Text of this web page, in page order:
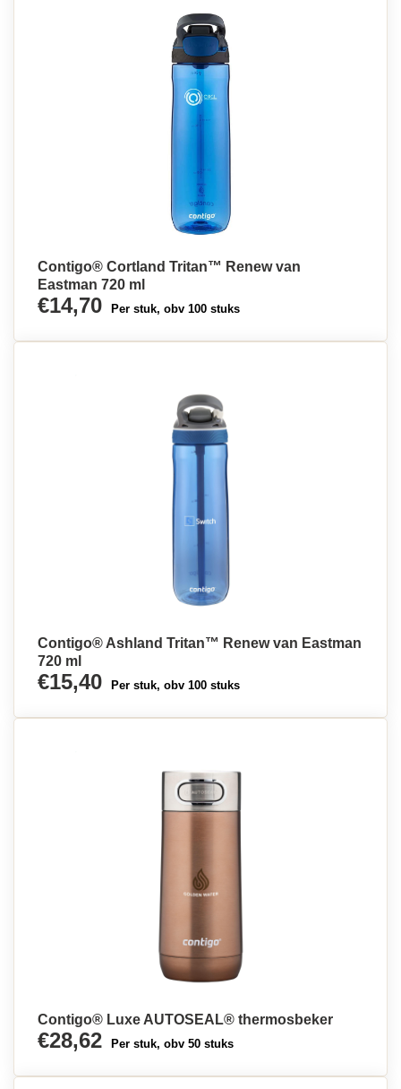
Contigo® Cortland Tritan™ Renew van
Eastman 720 ml
€14,70 Per stuk, obv 100 stuks
Contigo® Ashland Tritan™ Renew van Eastman
720 ml
€15,40 Per stuk, obv 100 stuks
Contigo® Luxe AUTOSEAL® thermosbeker
€28,62 Per stuk, obv 50 stuks